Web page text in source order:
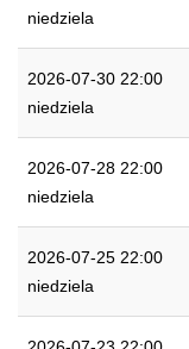
niedziela
2026-07-30 22:00
niedziela
2026-07-28 22:00
niedziela
2026-07-25 22:00
niedziela